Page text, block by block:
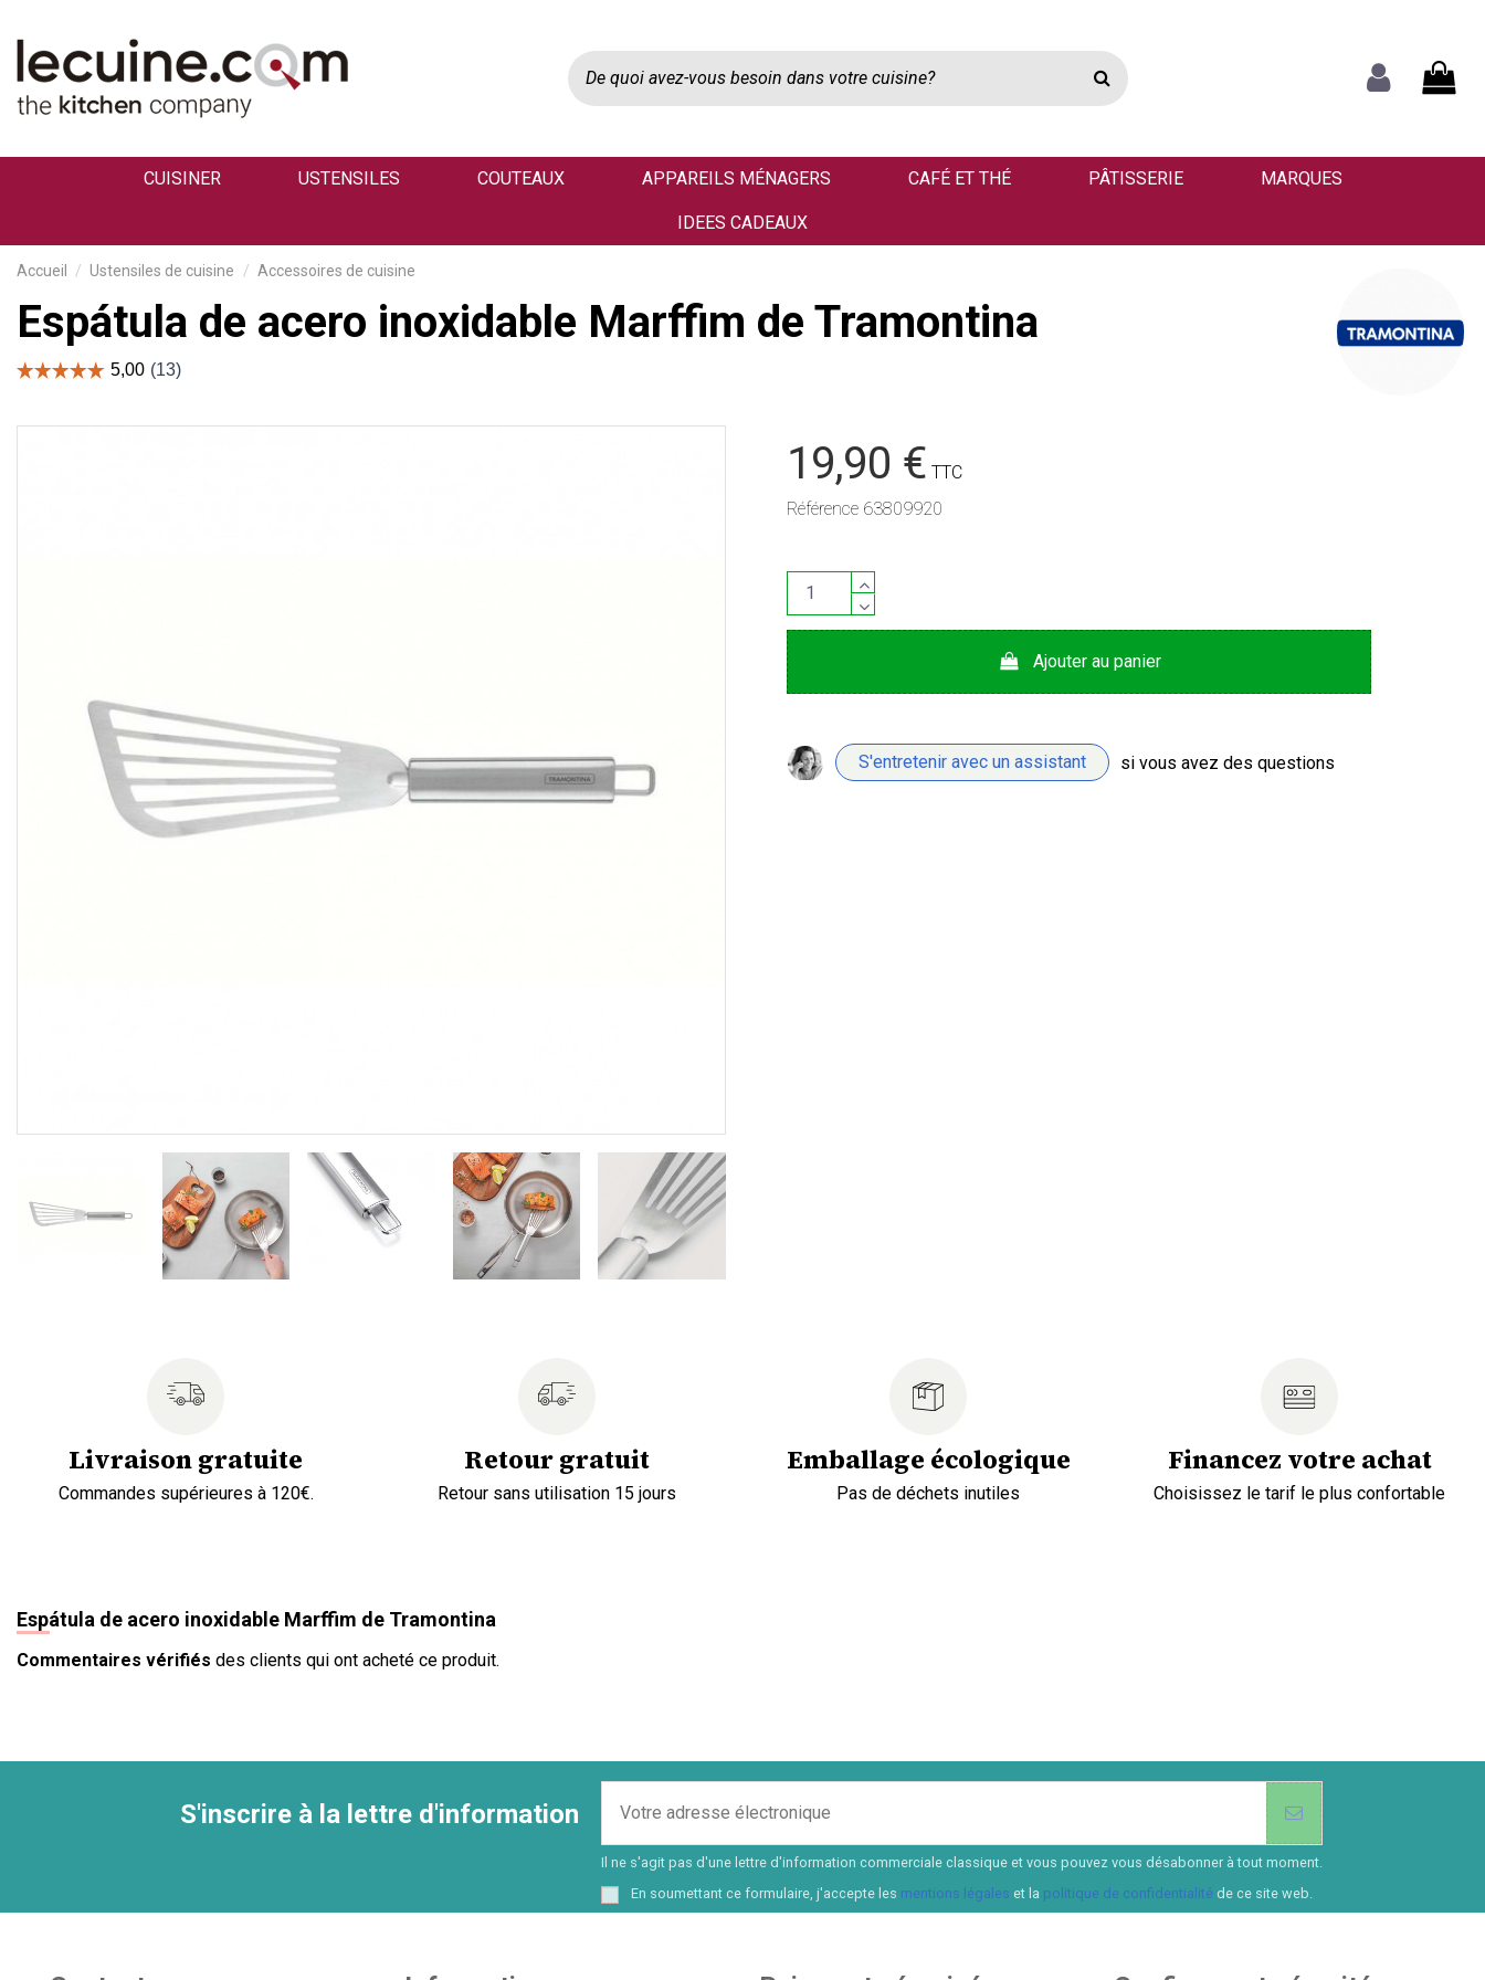
CUISINER USTENSILES COUTEAUX APPAREILS MÉNAGERS CAFÉ ET THÉ PÂTISSERIE MARQUES
IDEES CADEAUX
Accueil Ustensiles de cuisine Accessoires de cuisine
Espátula de acero inoxidable Marffim de Tramontina
19,90 € TTC
Référence 63809920
Ajouter au panier
S'entretenir avec un assistant si vous avez des questions
Livraison gratuite
Commandes supérieures à 120€.
Retour gratuit
Retour sans utilisation 15 jours
Emballage écologique
Pas de déchets inutiles
Financez votre achat
Choisissez le tarif le plus confortable
Espátula de acero inoxidable Marffim de Tramontina
Commentaires vérifiés des clients qui ont acheté ce produit.
S'inscrire à la lettre d'information
Il ne s'agit pas d'une lettre d'information commerciale classique et vous pouvez vous désabonner à tout moment.
En soumettant ce formulaire, j'accepte les mentions légales et la politique de confidentialité de ce site web.